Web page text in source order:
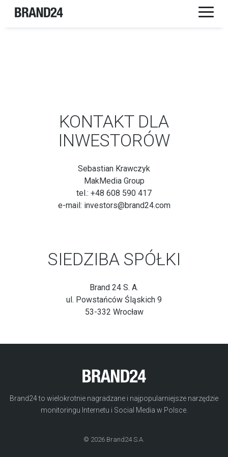
KONTAKT DLA
INWESTORÓW
Sebastian Krawczyk
MakMedia Group
tel.: +48 608 590 417
e-mail: investors@brand24.com
SIEDZIBA SPÓŁKI
Brand 24 S. A.
ul. Powstańców Śląskich 9
53-332 Wrocław
Brand24 to wielokrotnie nagradzane i najpopularniejsze narzędzie
monitoringu Internetu i Social Media w Polsce.
© 2026 Brand24 S.A.